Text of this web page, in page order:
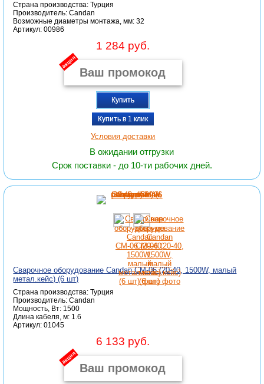
Страна производства: Турция
Производитель: Candan
Возможные диаметры монтажа, мм: 32
Артикул: 00986
1 284 руб.
акция
Купить
Купить в 1 клик
Условия доставки
В ожидании отгрузки
Срок поставки - до 10-ти рабочих дней.
Сварочное оборудование Candan СМ-06 (20-40, 1500W, малый
метал.кейс) (6 шт)
Страна производства: Турция
Производитель: Candan
Мощность, Вт: 1500
Длина кабеля, м: 1.6
Артикул: 01045
6 133 руб.
акция